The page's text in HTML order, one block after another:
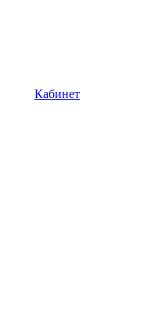
Кабинет